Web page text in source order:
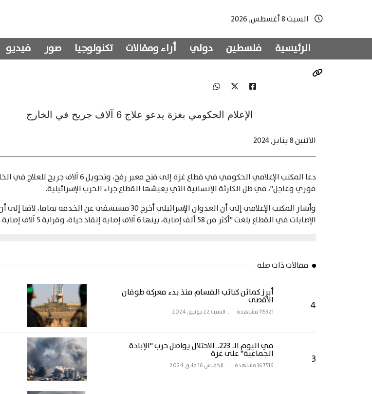
السبت 8 أغسطس, 2026
الرئيسية فلسطين دولي أراء ومقالات تكنولوجيا صور فيديو
الإعلام الحكومي بغزة يدعو علاج 6 آلاف جريح في الخارج
الاثنين 8 يناير, 2024
دعا المكتب الإعلامي الحكومي في قطاع غزة إلى فتح معبر رفح، وتحويل 6
فوري وعاجل"، في ظل الكارثة الإنسانية التي يعيشها القطاع جراء الحرب الإسرائيلية.
وأشار المكتب الإعلامي إلى أن العدوان الإسرائيلي أخرج 30 مستشفى عن الخدمة تماما،
الإصابات في القطاع بلغت "أكثر من 58 ألف إصابة، بينها 6 آلاف إصابة إنقاذ حياة، وقرابة 5 آلاف إصابة خطيرة"
مقالات ذات صلة
4
أبرز كمائن كتائب القسام منذ بدء معركة طوفان
الأقصى
115321 مشاهدة ... السبت 22 يونيو, 2024
3
في اليوم الـ 223.. الاحتلال يواصل حرب "الإبادة
الجماعية" على غزة
167516 مشاهدة ... الخميس 16 مايو, 2024